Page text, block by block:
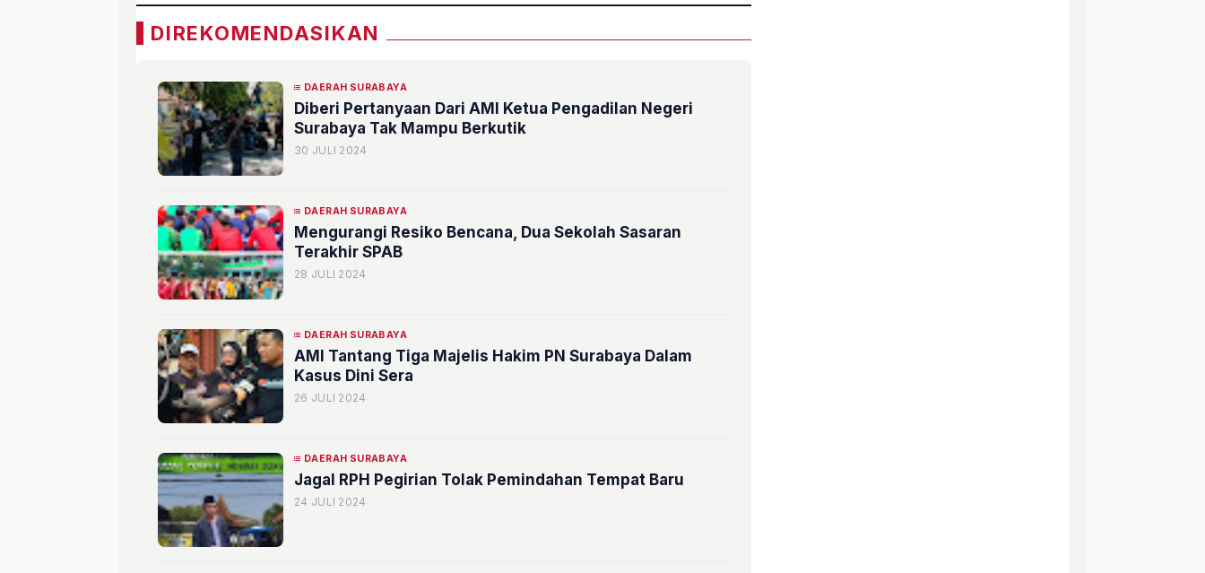
DIREKOMENDASIKAN
DAERAH SURABAYA
Diberi Pertanyaan Dari AMI Ketua Pengadilan Negeri
Surabaya Tak Mampu Berkutik
30 JULI 2024
DAERAH SURABAYA
Mengurangi Resiko Bencana, Dua Sekolah Sasaran
Terakhir SPAB
28 JULI 2024
DAERAH SURABAYA
AMI Tantang Tiga Majelis Hakim PN Surabaya Dalam
Kasus Dini Sera
26 JULI 2024
DAERAH SURABAYA
Jagal RPH Pegirian Tolak Pemindahan Tempat Baru
24 JULI 2024